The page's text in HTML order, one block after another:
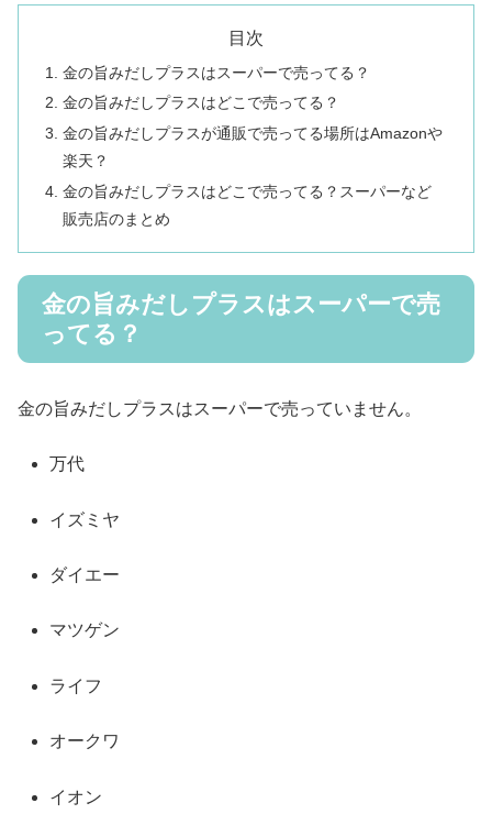
目次
金の旨みだしプラスはスーパーで売ってる？
金の旨みだしプラスはどこで売ってる？
金の旨みだしプラスが通販で売ってる場所はAmazonや
楽天？
金の旨みだしプラスはどこで売ってる？スーパーなど
販売店のまとめ
金の旨みだしプラスはスーパーで売
ってる？
金の旨みだしプラスはスーパーで売っていません。
万代
イズミヤ
ダイエー
マツゲン
ライフ
オークワ
イオン